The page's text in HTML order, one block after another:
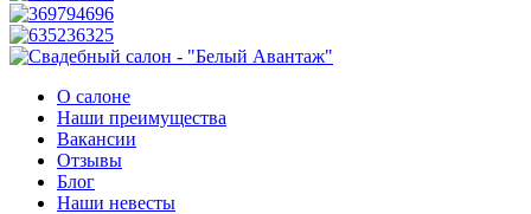
О салоне
Наши преимущества
Вакансии
Отзывы
Блог
Наши невесты